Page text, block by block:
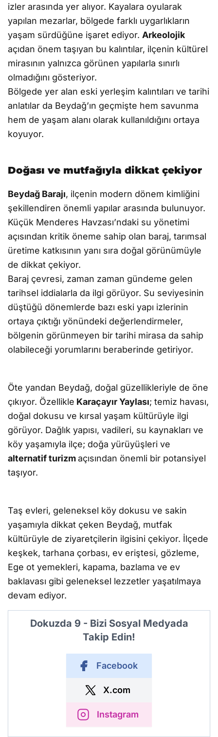
izler arasında yer alıyor. Kayalara oyularak
yapılan mezarlar, bölgede farklı uygarlıkların
yaşam sürdüğüne işaret ediyor. Arkeolojik
açıdan önem taşıyan bu kalıntılar, ilçenin kültürel
mirasının yalnızca görünen yapılarla sınırlı
olmadığını gösteriyor.
Bölgede yer alan eski yerleşim kalıntıları ve tarihi
anlatılar da Beydağ’ın geçmişte hem savunma
hem de yaşam alanı olarak kullanıldığını ortaya
koyuyor.
Doğası ve mutfağıyla dikkat çekiyor
Beydağ Barajı, ilçenin modern dönem kimliğini
şekillendiren önemli yapılar arasında bulunuyor.
Küçük Menderes Havzası’ndaki su yönetimi
açısından kritik öneme sahip olan baraj, tarımsal
üretime katkısının yanı sıra doğal görünümüyle
de dikkat çekiyor.
Baraj çevresi, zaman zaman gündeme gelen
tarihsel iddialarla da ilgi görüyor. Su seviyesinin
düştüğü dönemlerde bazı eski yapı izlerinin
ortaya çıktığı yönündeki değerlendirmeler,
bölgenin görünmeyen bir tarihi mirasa da sahip
olabileceği yorumlarını beraberinde getiriyor.
Öte yandan Beydağ, doğal güzellikleriyle de öne
çıkıyor. Özellikle Karaçayır Yaylası; temiz havası,
doğal dokusu ve kırsal yaşam kültürüyle ilgi
görüyor. Dağlık yapısı, vadileri, su kaynakları ve
köy yaşamıyla ilçe; doğa yürüyüşleri ve
alternatif turizmaçısından önemli bir potansiyel
taşıyor.
Taş evleri, geleneksel köy dokusu ve sakin
yaşamıyla dikkat çeken Beydağ, mutfak
kültürüyle de ziyaretçilerin ilgisini çekiyor. İlçede
keşkek, tarhana çorbası, ev eriştesi, gözleme,
Ege ot yemekleri, kapama, bazlama ve ev
baklavası gibi geleneksel lezzetler yaşatılmaya
devam ediyor.
Dokuzda 9 - Bizi Sosyal Medyada
Takip Edin!
Facebook
X.com
Instagram